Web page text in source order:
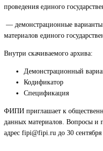
проведения единого
— демонстрационные
материалов единого
Внутри скачиваемого архива:
Демонстрационный
Кодификатор
Спецификация
ФИПИ приглашает к
данных материалов. Вопросы и
адрес fipi@fipi.ru до 30 сентября